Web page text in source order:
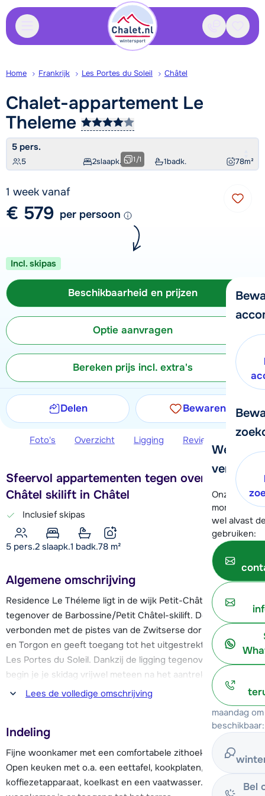
Contact
We
verder!
Onze
moment
wel alvast
gebruiken:
maandag
beschikbaar:
Bel
Home Frankrijk Les Portes du Soleil Châtel
Chalet-appartement Le
Theleme
5 pers.
5 2slaapk. 1badk. 78m²
1/1
1 week vanaf
€ 579 per persoon
Incl. skipas
Beschikbaarheid en prijzen
Optie aanvragen
Bereken prijs incl. extra's
Delen Bewaren
Foto's Overzicht Ligging Reviews
Sfeervol appartementen tegen over de Petit
Châtel skilift in Châtel
Inclusief skipas
5 pers.2 slaapk.1 badk.78 m²
Algemene omschrijving
Residence Le Théleme ligt in de wijk Petit-Châtel, direct
tegenover de Barbossine/Petit Châtel-skilift. Deze lift is
verbonden met de pistes van de Zwitserse dorpen Morgins
en Torgon en geeft toegang tot het uitgestrekte skigebied
Les Portes du Soleil. Dankzij de ligging tegenover de skilift
begin je je skidag vrijwel meteen na het aantrekken van je
ski’s. Bij de skilift bevindt zich tevens een halte van de
skibus. Deze skibus brengt je eenvoudig naar het gezellige
centrum van Châtel, waar je ook de Super Châtel-cabinelift
vindt. Daarnaast rijdt de skibus ook richting de Linga-
stoeltjeslift, zodat je moeiteloos het hele skigebied kunt
verkennen.
Châtel is een authentiek wintersport dorp met een gezellige
Lees de volledige omschrijving
Indeling
Fijne woonkamer met een comfortabele zithoek en televisie.
Open keuken met o.a. een eettafel, kookplaten, oven,
koffiezetapparaat, koelkast en een vaatwasser. Via de